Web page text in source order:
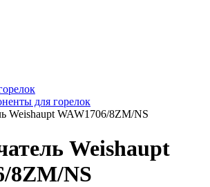
для горелок
Weishaupt WAW1706/8ZM/NS
Weishaupt
8ZM/NS